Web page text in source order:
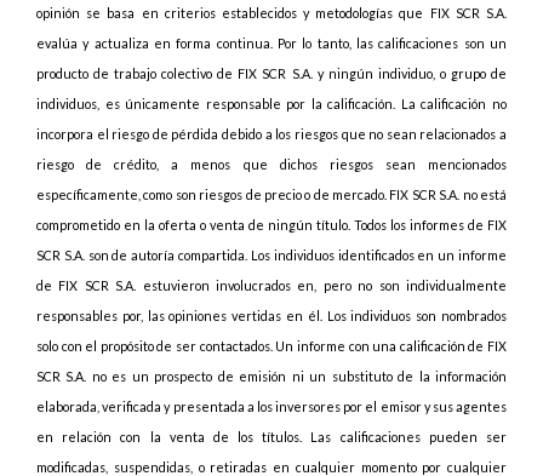
opinión se basa en criterios establecidos y metodologías que FIX SCR S.A.
evalúa y actualiza en forma continua. Por lo tanto, las calificaciones son un
producto de trabajo colectivo de FIX SCR S.A. y ningún individuo, o grupo de
individuos, es únicamente responsable por la calificación. La calificación no
incorpora el riesgo de pérdida debido a los riesgos que no sean relacionados a
riesgo de crédito, a menos que dichos riesgos sean mencionados
específicamente, como son riesgos de precio o de mercado. FIX SCR S.A. no está
comprometido en la oferta o venta de ningún título. Todos los informes de FIX
SCR S.A. son de autoría compartida. Los individuos identificados en un informe
de FIX SCR S.A. estuvieron involucrados en, pero no son individualmente
responsables por, las opiniones vertidas en él. Los individuos son nombrados
solo con el propósito de ser contactados. Un informe con una calificación de FIX
SCR S.A. no es un prospecto de emisión ni un substituto de la información
elaborada, verificada y presentada a los inversores por el emisor y sus agentes
en relación con la venta de los títulos. Las calificaciones pueden ser
modificadas, suspendidas, o retiradas en cualquier momento por cualquier